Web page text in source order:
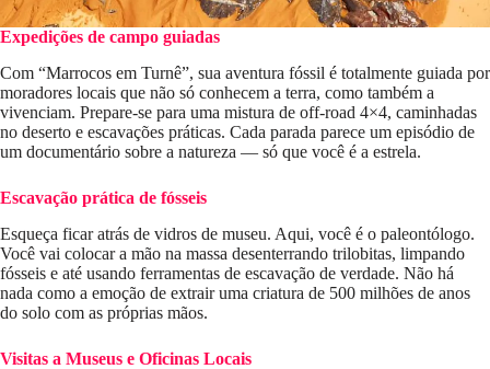
Expedições de campo guiadas
Com “Marrocos em Turnê”, sua aventura fóssil é totalmente guiada por
moradores locais que não só conhecem a terra, como também a
vivenciam. Prepare-se para uma mistura de off-road 4×4, caminhadas
no deserto e escavações práticas. Cada parada parece um episódio de
um documentário sobre a natureza — só que você é a estrela.
Escavação prática de fósseis
Esqueça ficar atrás de vidros de museu. Aqui, você é o paleontólogo.
Você vai colocar a mão na massa desenterrando trilobitas, limpando
fósseis e até usando ferramentas de escavação de verdade. Não há
nada como a emoção de extrair uma criatura de 500 milhões de anos
do solo com as próprias mãos.
Visitas a Museus e Oficinas Locais